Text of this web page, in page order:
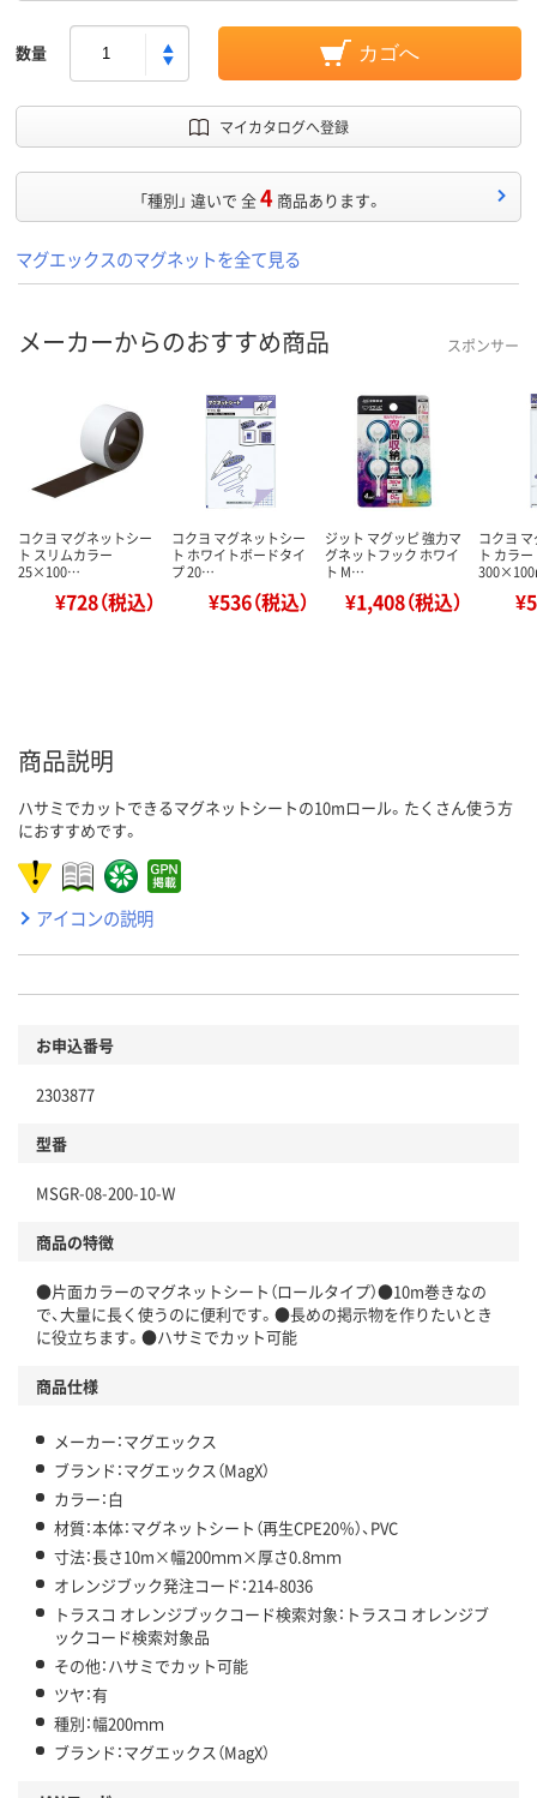
数量 カゴへ
マイカタログへ登録
「種別」 違いで 全4 商品あります。
マグエックスのマグネットを全て見る
メーカーからのおすすめ商品 スポンサー
コクヨ マグネットシー
ト スリムカラー
25×100…
¥728（税込）
コクヨ マグネットシー
ト ホワイトボードタイ
プ 20…
¥536（税込）
ジット マグッピ 強力マ
グネットフック ホワイ
ト M…
¥1,408（税込）
コクヨ
ト カラー
商品説明
ハサミでカットできるマグネットシートの10mロール。たくさん使う方
におすすめです。
アイコンの説明
お申込番号
2303877
型番
MSGR-08-200-10-W
商品の特徴
●片面カラーのマグネットシート（ロールタイプ）●10m巻きなの
で、大量に長く使うのに便利です。●長めの掲示物を作りたいとき
に役立ちます。●ハサミでカット可能
商品仕様
メーカー：マグエックス
ブランド：マグエックス（MagX）
カラー：白
材質：本体：マグネットシート（再生CPE20％）、PVC
寸法：長さ10m×幅200ｍｍ×厚さ0.8ｍｍ
オレンジブック発注コード：214-8036
トラスコ オレンジブックコード検索対象：トラスコ オレンジブ
ックコード検索対象品
その他：ハサミでカット可能
ツヤ：有
種別：幅200ｍｍ
ブランド：マグエックス（MagX）